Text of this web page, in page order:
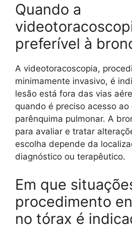
Quando a
preferível à
A videotoracoscopia,
minimamente invasivo, é
lesão está fora das vias
quando é preciso acesso ao
parênquima pulmonar. A
para avaliar e tratar
escolha depende da
diagnóstico ou terapêutico.
Em que
procedimento
no tórax é